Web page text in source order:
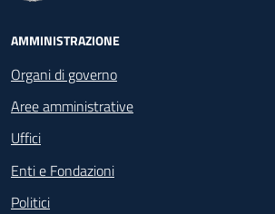
Footer - Navigazione
AMMINISTRAZIONE
Organi di governo
Aree amministrative
Uffici
Enti e Fondazioni
Politici